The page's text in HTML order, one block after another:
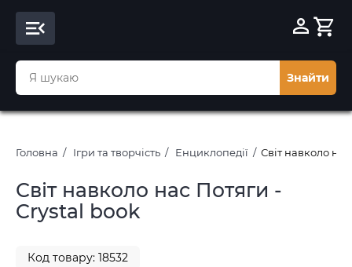
Знайти
Головна Ігри та творчість Енциклопедії Світ навколо
Світ навколо нас Потяги -
Crystal book
Код товару: 18532